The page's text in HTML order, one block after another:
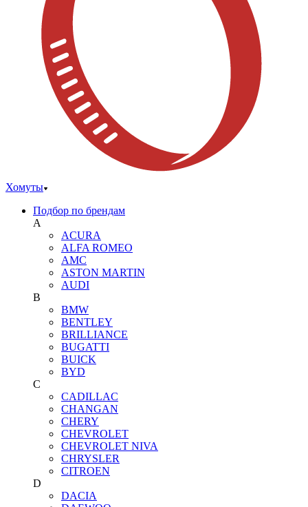
Хомуты
Подбор по брендам
A
ACURA
ALFA ROMEO
AMC
ASTON MARTIN
AUDI
B
BMW
BENTLEY
BRILLIANCE
BUGATTI
BUICK
BYD
C
CADILLAC
CHANGAN
CHERY
CHEVROLET
CHEVROLET NIVA
CHRYSLER
CITROEN
D
DACIA